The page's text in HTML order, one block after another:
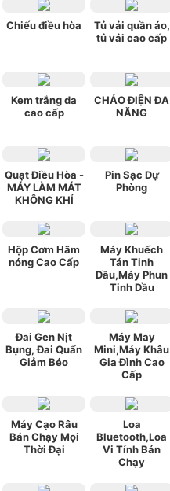
Chiếu điều hòa
Tủ vải quần áo,
tủ vải cao cấp
Kem trắng da
cao cấp
CHẢO ĐIỆN ĐA
NĂNG
Quạt Điều Hòa -
MÁY LÀM MÁT
KHÔNG KHÍ
Pin Sạc Dự
Phòng
Hộp Cơm Hâm
nóng Cao Cấp
Máy Khuếch
Tán Tinh
Dầu,Máy Phun
Tinh Dầu
Đai Gen Nịt
Bụng, Đai Quấn
Giảm Béo
Máy May
Mini,Máy Khâu
Gia Đình Cao
Cấp
Máy Cạo Râu
Bán Chạy Mọi
Thời Đại
Loa
Bluetooth,Loa
Vi Tính Bán
Chạy